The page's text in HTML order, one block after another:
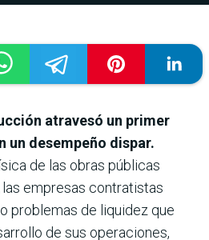
atravesó un primer
un desempeño dispar.
de las obras públicas
empresas contratistas
problemas de liquidez que
de sus operaciones,